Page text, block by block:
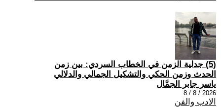
(5) جدلية الزمن في الخطاب السردي: بين زمن
الحدث وزمن الحكي والتشكيل الجمالي والدلالي
ياسر جابر الجمَّال
2026 / 8 / 8
الادب والفن